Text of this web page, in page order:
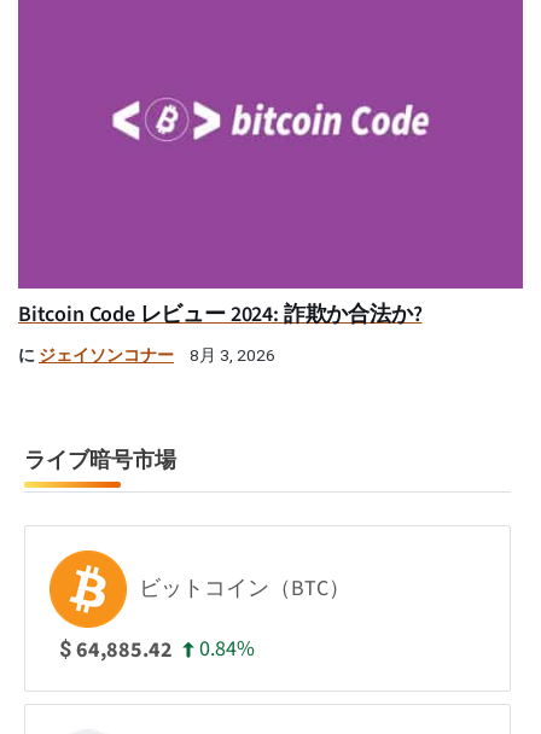
Bitcoin Code レビュー 2024: 詐欺か合法か?
に ジェイソンコナー 8月 3, 2026
ライブ暗号市場
ビットコイン（BTC）
$64,885.42 0.84%